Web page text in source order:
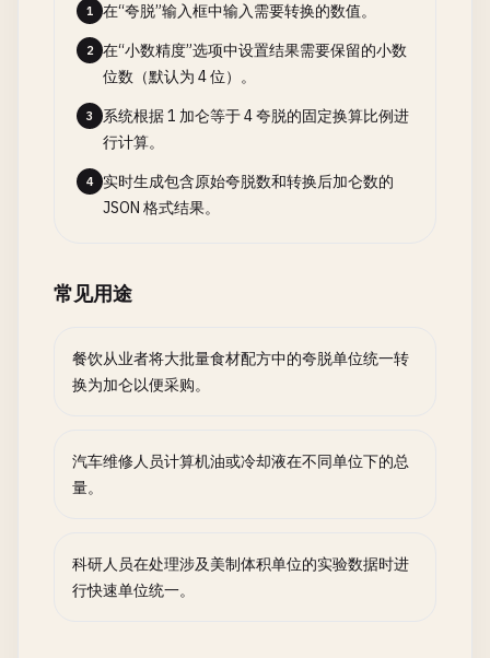
1 在“夸脱”输入框中输入需要转换的数值。
2
在“小数精度”选项中设置结果需要保留的小数
位数（默认为 4 位）。
3
系统根据 1 加仑等于 4 夸脱的固定换算比例进
行计算。
4
实时生成包含原始夸脱数和转换后加仑数的
JSON 格式结果。
常见用途
餐饮从业者将大批量食材配方中的夸脱单位统一转
换为加仑以便采购。
汽车维修人员计算机油或冷却液在不同单位下的总
量。
科研人员在处理涉及美制体积单位的实验数据时进
行快速单位统一。